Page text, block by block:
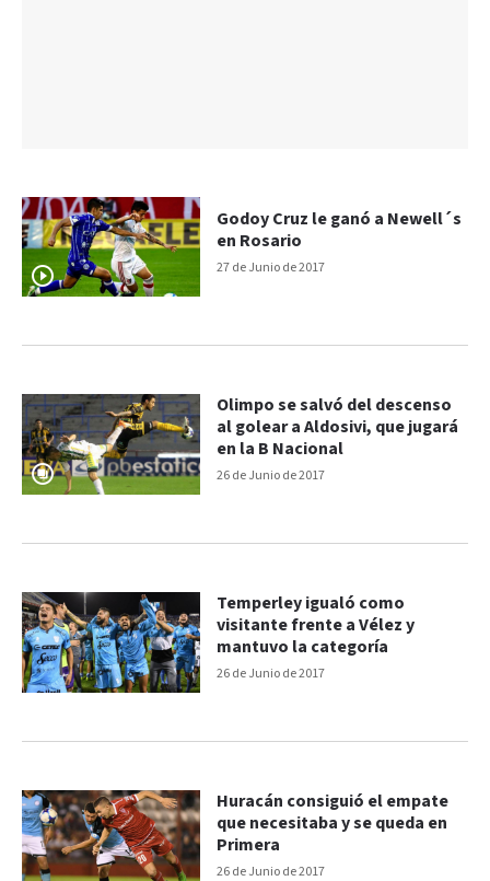
27 de Junio de 2017
Godoy Cruz le ganó a Newell´s
en Rosario
26 de Junio de 2017
Olimpo se salvó del descenso
al golear a Aldosivi, que jugará
en la B Nacional
26 de Junio de 2017
Temperley igualó como
visitante frente a Vélez y
mantuvo la categoría
26 de Junio de 2017
Huracán consiguió el empate
que necesitaba y se queda en
Primera